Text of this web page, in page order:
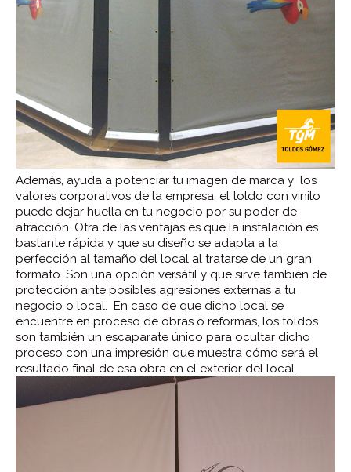
Además, ayuda a potenciar tu imagen de marca y los
valores corporativos de la empresa, el toldo con vinilo
puede dejar huella en tu negocio por su poder de
atracción. Otra de las ventajas es que la instalación es
bastante rápida y que su diseño se adapta a la
perfección al tamaño del local al tratarse de un gran
formato. Son una opción versátil y que sirve también de
protección ante posibles agresiones externas a tu
negocio o local. En caso de que dicho local se
encuentre en proceso de obras o reformas, los toldos
son también un escaparate único para ocultar dicho
proceso con una impresión que muestra cómo será el
resultado final de esa obra en el exterior del local.